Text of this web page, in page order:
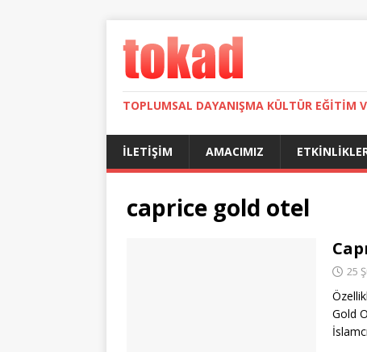
TOPLUMSAL DAYANIŞMA KÜLTÜR EĞITIM
İLETIŞIM AMACIMIZ
caprice gold otel
25
Gold